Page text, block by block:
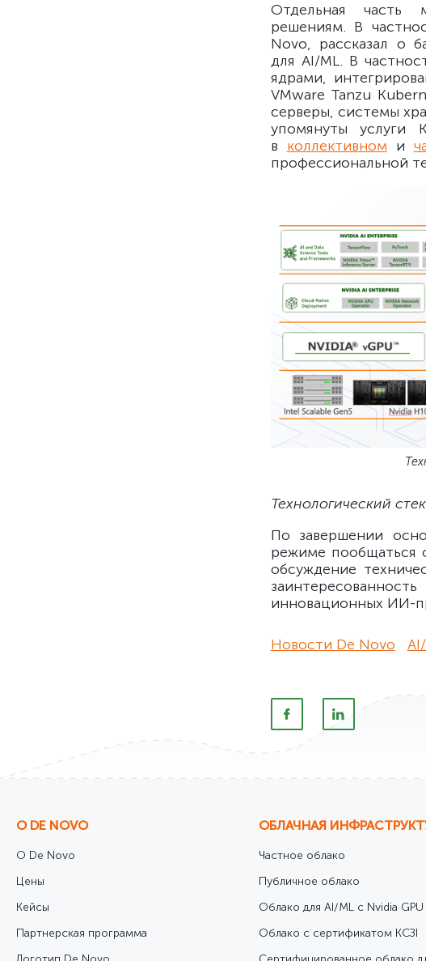
Отдельная часть
решениям. В
Novo, рассказал о
для AI/ML. В
ядрами,
VMware Tanzu
серверы, системы
упомянуты услуги
в коллективноми
профессиональной
Технологический
По завершении
режиме пообщаться
обсуждение
инновационных ИИ-
Новости De Novo
О DE NOVO
О De Novo
Цены
Кейсы
Партнерская программа
ОБЛАЧНАЯ
Частное облако
Публичное облако
Облако для AI/ML с Nvidia GPU
Облако с сертификатом КСЗІ